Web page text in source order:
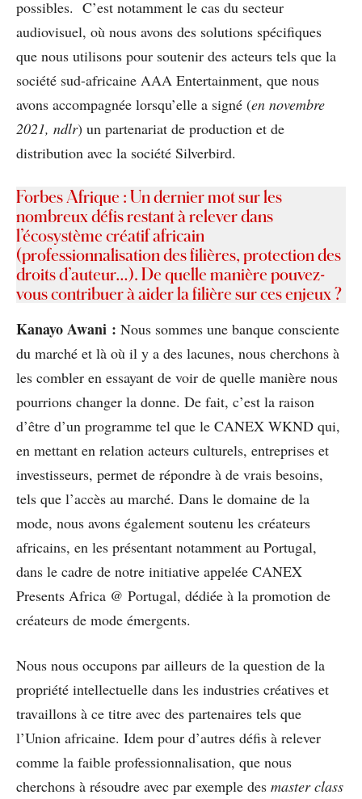
possibles. C’est notamment le cas du secteur
audiovisuel, où nous avons des solutions spécifiques
que nous utilisons pour soutenir des acteurs tels que la
société sud-africaine AAA Entertainment, que nous
avons accompagnée lorsqu’elle a signé (en novembre
2021, ndlr) un partenariat de production et de
distribution avec la société Silverbird.
Forbes Afrique : Un dernier mot sur les
nombreux défis restant à relever dans
l’écosystème créatif africain
(professionnalisation des filières, protection des
droits d’auteur…). De quelle manière pouvez-
vous contribuer à aider la filière sur ces enjeux ?
Kanayo Awani : Nous sommes une banque consciente
du marché et là où il y a des lacunes, nous cherchons à
les combler en essayant de voir de quelle manière nous
pourrions changer la donne. De fait, c’est la raison
d’être d’un programme tel que le CANEX WKND qui,
en mettant en relation acteurs culturels, entreprises et
investisseurs, permet de répondre à de vrais besoins,
tels que l’accès au marché. Dans le domaine de la
mode, nous avons également soutenu les créateurs
africains, en les présentant notamment au Portugal,
dans le cadre de notre initiative appelée CANEX
Presents Africa @ Portugal, dédiée à la promotion de
créateurs de mode émergents.
Nous nous occupons par ailleurs de la question de la
propriété intellectuelle dans les industries créatives et
travaillons à ce titre avec des partenaires tels que
l’Union africaine. Idem pour d’autres défis à relever
comme la faible professionnalisation, que nous
cherchons à résoudre avec par exemple des master class